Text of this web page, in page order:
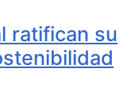
ratifican su